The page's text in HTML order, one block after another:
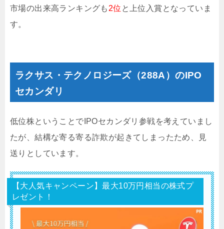
市場の出来高ランキングも 2位 と上位入賞となっていま
す。
ラクサス・テクノロジーズ（288A）のIPO
セカンダリ
低位株ということでIPOセカンダリ参戦を考えていまし
たが、結構な寄る寄る詐欺が起きてしまったため、見
送りとしています。
【大人気キャンペーン】最大10万円相当の株式プ
レゼント！